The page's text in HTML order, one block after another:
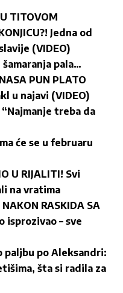
TITOVOM
Jedna od
(VIDEO)
pala…
PUN PLATO
u najavi (VIDEO)
treba da
će se u februaru
U RIJALITI! Svi
na vratima
RASKIDA SA
isprozivao – sve
paljbu po Aleksandri:
šta si radila za